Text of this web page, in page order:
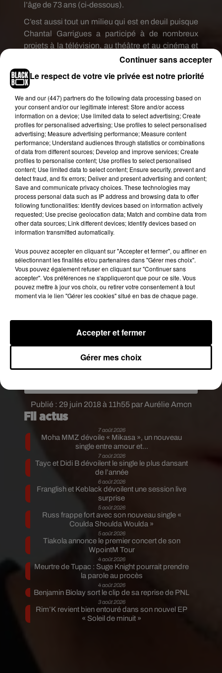
Publié : 29 juin 2018 à 11h55 par Aurélie Amcn
l’âge de 73 ans (ci-dessous).
C’est aussi tout un milieu qui est en deuil puisque
Chantal Garrigues a participé à de nombreux
projets à la télévision, au théâtre et au cinéma et
Boule et Bill 2en 2017.
C’est avec une immense tristesse que je vous
annonce que notre Mamie Gisèle Nationale, la
mamie d’Adam dans #SODA nous a quitté cette
la bonne humeur constante de Chantal Garrigues..
Fil actus
7 août 2026
Moha MMZ dévoile « Mikasa », un nouveau
single entre amour et...
7 août 2026
Tayc et Didi B dévoilent le single le plus dansant
de l’année
6 août 2026
Franglish et Keblack dévoilent une session live
surprise
5 août 2026
Russ frappe fort avec son nouveau single «
Coulda Shoulda Woulda »
5 août 2026
Tiakola annonce le premier concert de son
WpointM Tour
4 août 2026
Meurtre de Tupac : Suge Knight pourrait prendre
la parole au procès
4 août 2026
Benjamin Biolay sort le clip de sa reprise de PNL
3 août 2026
Rim’K revient bien entouré dans son nouvel EP
« Soleil de minuit »
Le respect de votre vie privée est notre priorité
We and our (447) partnersdo the following data processing based on
your consent and/or our legitimate interest: Store and/or access
information on a device; Use limited data to select advertising; Create
profiles for personalised advertising; Use profiles to select personalised
advertising; Measure advertising performance; Measure content
performance; Understand audiences through statistics or combinations
of data from different sources; Develop and improve services; Create
profiles to personalise content; Use profiles to select personalised
content; Use limited data to select content; Ensure security, prevent and
detect fraud, and fix errors; Deliver and present advertising and content;
Save and communicate privacy choices. These technologies may
process personal data such as IP address and browsing data to offer
following functionalities: Identify devices based on information actively
requested; Use precise geolocation data; Match and combine data from
other data sources; Link different devices; Identify devices based on
information transmitted automatically.
Vous pouvez accepter en cliquant sur "Accepter et fermer", ou affiner en
sélectionnant les finalités et/ou partenaires dans "Gérer mes choix".
Vous pouvez également refuser en cliquant sur "Continuer sans
accepter". Vos préférences ne s'appliqueront que pour ce site. Vous
pouvez mettre à jour vos choix, ou retirer votre consentement à tout
moment via le lien "Gérer les cookies" situé en bas de chaque page.
Gérer mes choix
Accepter et fermer
Continuer sans accepter